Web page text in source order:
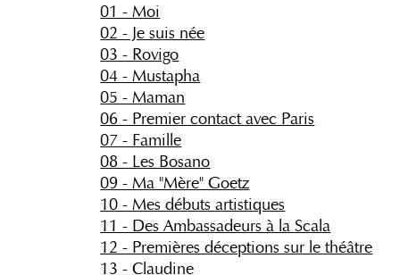
01 - Moi
02 - Je suis née
03 - Rovigo
04 - Mustapha
05 - Maman
06 - Premier contact avec Paris
07 - Famille
08 - Les Bosano
09 - Ma "Mère" Goetz
10 - Mes débuts artistiques
11 - Des Ambassadeurs à la Scala
12 - Premières déceptions sur le théâtre
13 - Claudine